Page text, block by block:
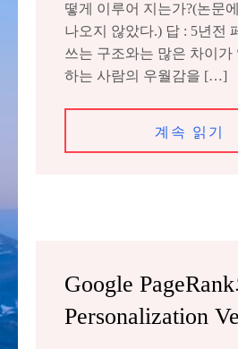
떻게 이루어 지는가?(논문
나오지 않았다.) 답 : 5년전
쓰는 구조와는 많은 차이가
하는 사람의 우월감을 […]
계속 읽기
Google PageRank
Personalization